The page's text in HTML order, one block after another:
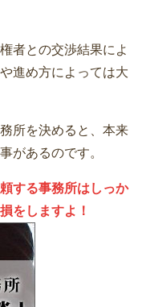
者との交渉結果によ
進め方によっては大
所を決めると、本来
があるのです。
する事務所はしっか
をしますよ！